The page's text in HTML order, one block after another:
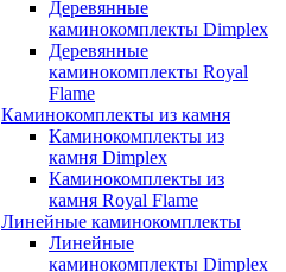
Деревянные
каминокомплекты Dimplex
Деревянные
каминокомплекты Royal
Flame
Каминокомплекты из камня
Каминокомплекты из
камня Dimplex
Каминокомплекты из
камня Royal Flame
Линейные каминокомплекты
Линейные
каминокомплекты Dimplex